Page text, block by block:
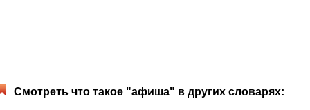
Смотреть что такое "афиша" в других словарях: